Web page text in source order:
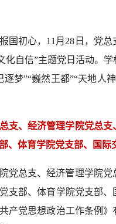
国初心，11月28日，党
化自信”主题党日活动。
梦”“巍然王都”“天地人
支、经济管理学院党总
、体育学院党支部、国际
党总支、经济管理学院
支部、体育学院党支部
产党思想政治工作条例